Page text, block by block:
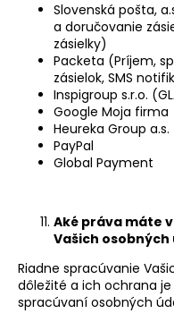
Slovenská pošta,
a doručovanie
zásielky)
Packeta (Príjem,
zásielok, SMS
Inspigroup s.r.o.
Google Moja firma
Heureka Group a.s.
PayPal
Global Payment
Aké práva máte
Vašich osobných
Riadne spracúvanie
dôležité a ich ochrana
spracúvaní osobných